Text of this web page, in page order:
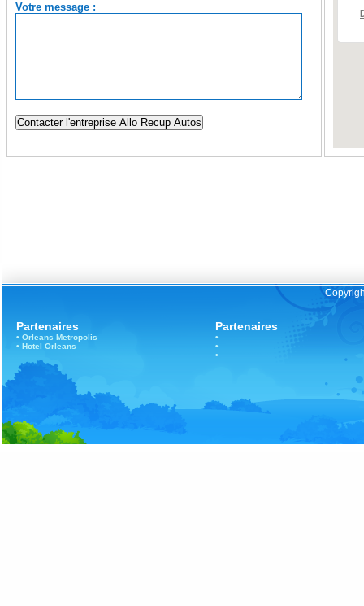
Votre message :
Partenaires
• Orleans Metropolis
• Hotel Orleans
Partenaires
•
•
•